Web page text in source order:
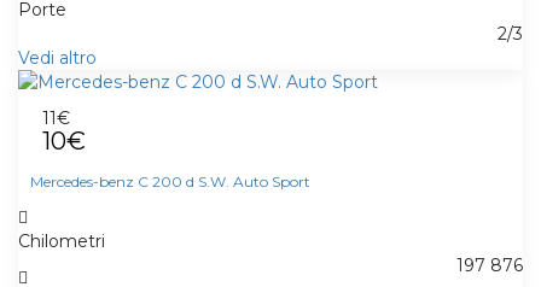
Porte
2/3
Vedi altro
11€
10€
Mercedes-benz C 200 d S.W. Auto Sport
Chilometri
197 876